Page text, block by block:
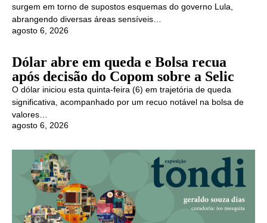
surgem em torno de supostos esquemas do governo Lula,
abrangendo diversas áreas sensíveis…
agosto 6, 2026
Dólar abre em queda e Bolsa recua
após decisão do Copom sobre a Selic
O dólar iniciou esta quinta-feira (6) em trajetória de queda
significativa, acompanhado por um recuo notável na bolsa de
valores…
agosto 6, 2026